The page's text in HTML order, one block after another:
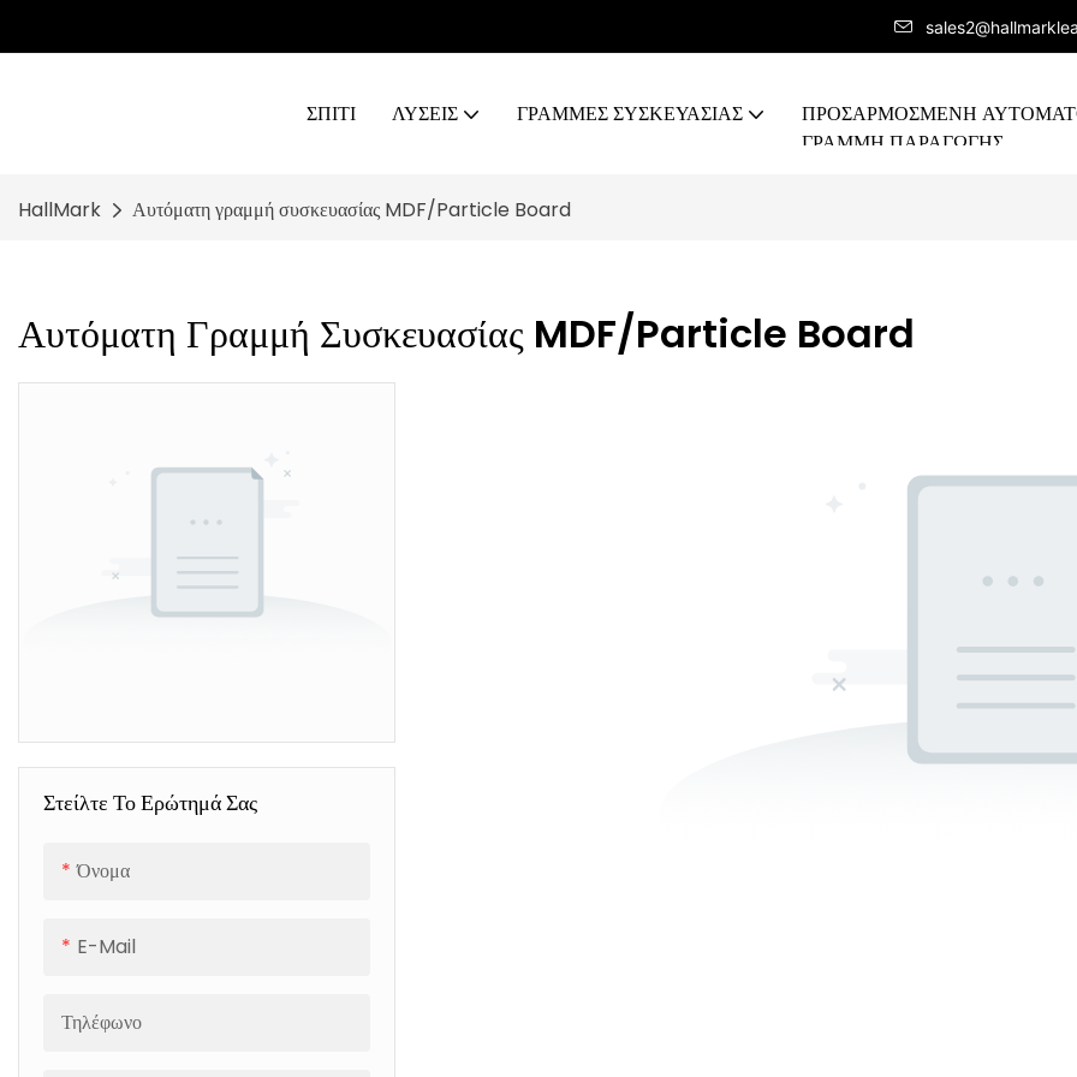
ΣΠΊΤΙ ΛΥΣΕΙΣ ΓΡΑΜΜΕΣ ΣΥΣΚΕΥΑΣΙΑΣ
ΠΡΟΣΑΡΜΟΣΜΈΝΗ
ΓΡΑΜΜΉ ΠΑΡΑΓΩΓΉΣ
HallMark Αυτόματη γραμμή συσκευασίας MDF/Particle Board
Αυτόματη Γραμμή Συσκευασίας MDF/Particle Board
Στείλτε Το Ερώτημά Σας
Όνομα
E-Mail
Τηλέφωνο